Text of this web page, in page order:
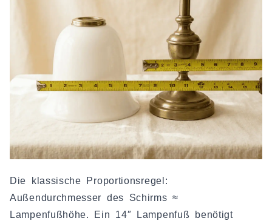
Die klassische Proportionsregel:
Außendurchmesser des Schirms ≈
Lampenfußhöhe. Ein 14″ Lampenfuß benötigt